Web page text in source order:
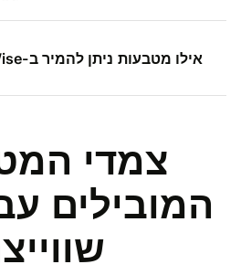
אילו מטבעות ניתן להמיר ב-Wise?
צמדי
המובילים